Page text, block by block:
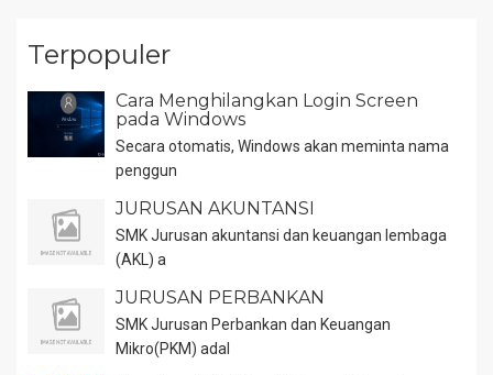
Terpopuler
Cara Menghilangkan Login Screen
pada Windows
Secara otomatis, Windows akan meminta nama
penggun
JURUSAN AKUNTANSI
SMK Jurusan akuntansi dan keuangan lembaga
(AKL) a
JURUSAN PERBANKAN
SMK Jurusan Perbankan dan Keuangan
Mikro(PKM) adal